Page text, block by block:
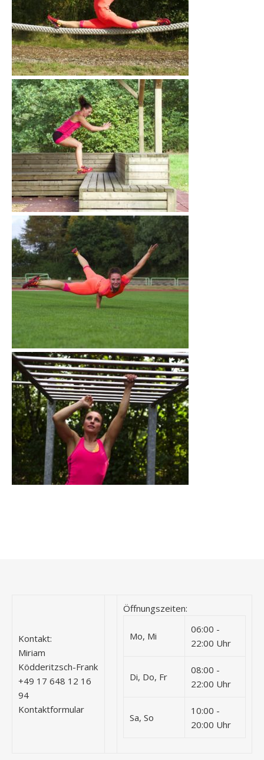
Kontakt:
Miriam
Ködderitzsch-Frank
+49 17 648 12 16
94
Kontaktformular
Öffnungszeiten:
Mo, Mi
06:00 -
22:00 Uhr
Di, Do, Fr
08:00 -
22:00 Uhr
Sa, So
10:00 -
20:00 Uhr